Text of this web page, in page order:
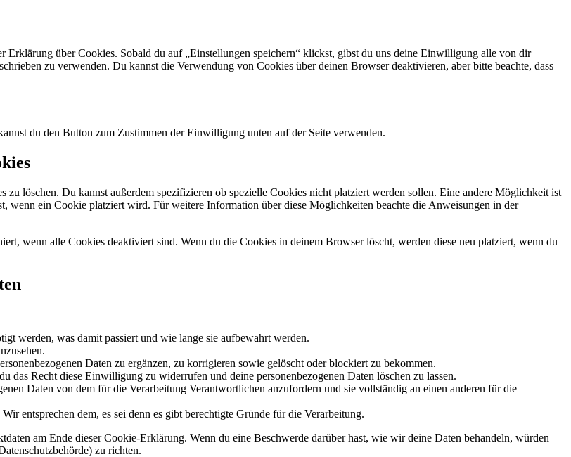
Erklärung über Cookies. Sobald du auf „Einstellungen speichern“ klickst, gibst du uns deine Einwilligung alle von dir
zu verwenden. Du kannst die Verwendung von Cookies über deinen Browser deaktivieren, aber bitte beachte, dass
du den Button zum Zustimmen der Einwilligung unten auf der Seite verwenden.
löschen. Du kannst außerdem spezifizieren ob spezielle Cookies nicht platziert werden sollen. Eine andere Möglichkeit ist
wenn ein Cookie platziert wird. Für weitere Information über diese Möglichkeiten beachte die Anweisungen in der
wenn alle Cookies deaktiviert sind. Wenn du die Cookies in deinem Browser löscht, werden diese neu platziert, wenn du
werden, was damit passiert und wie lange sie aufbewahrt werden.
Daten zu ergänzen, zu korrigieren sowie gelöscht oder blockiert zu bekommen.
das Recht diese Einwilligung zu widerrufen und deine personenbezogenen Daten löschen zu lassen.
Daten von dem für die Verarbeitung Verantwortlichen anzufordern und sie vollständig an einen anderen für die
entsprechen dem, es sei denn es gibt berechtigte Gründe für die Verarbeitung.
am Ende dieser Cookie-Erklärung. Wenn du eine Beschwerde darüber hast, wie wir deine Daten behandeln, würden
zu richten.